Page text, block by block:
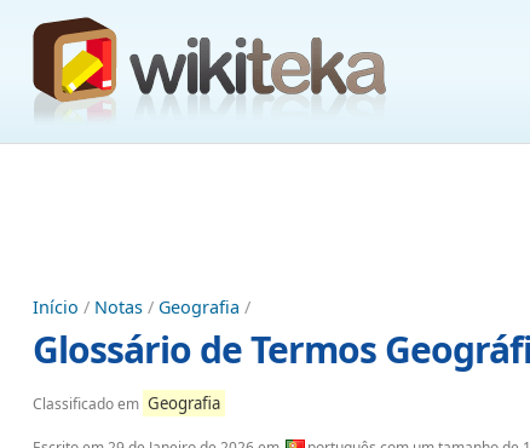
Início / Notas / Geografia /
Glossário de Termos
Classificado em Geografia